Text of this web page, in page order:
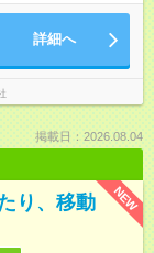
詳細へ
掲載日：2026.08.04
NEW
り、移動